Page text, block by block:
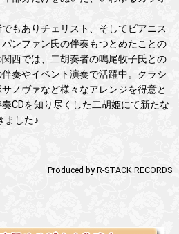
もありチェリスト、そしてピアニス
ンファン氏の伴奏もつとめたことの
西では、二胡奏者の鳴尾牧子氏との
奏やイベント演奏で活躍中。クラシ
ノヴァなど様々なアレンジを得意と
CDを知り尽くした二胡姫にて新たな
ました♪
Produced by R-STACK RECORDS